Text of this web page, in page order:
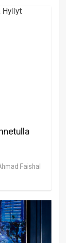
Faishal